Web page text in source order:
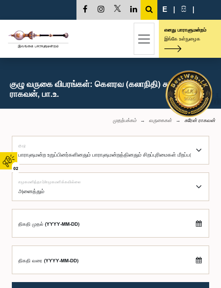
02
E | සි |
எனது பாராளுமன்றம்
இங்கே உள்நுழைக
குழு வருகை விபரங்கள்: கௌரவ (கலாநிதி) சுரேன்
ராகவன், பா.உ.
முதற்பக்கம் வருகைகள் சுரேன் ராகவன்
குழு
சமூகமளித்தார்/சமூகமளிக்கவில்லை
திகதி முதல் (YYYY-MM-DD)
திகதி வரை (YYYY-MM-DD)